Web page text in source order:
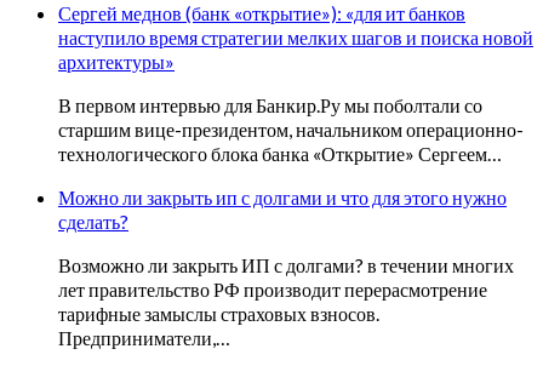
Сергей меднов (банк «открытие»): «для ит банков
наступило время стратегии мелких шагов и поиска новой
архитектуры»
В первом интервью для Банкир.Ру мы поболтали со
старшим вице-президентом, начальником операционно-
технологического блока банка «Открытие» Сергеем…
Можно ли закрыть ип с долгами и что для этого нужно
сделать?
Возможно ли закрыть ИП с долгами? в течении многих
лет правительство РФ производит перерасмотрение
тарифные замыслы страховых взносов.
Предприниматели,…